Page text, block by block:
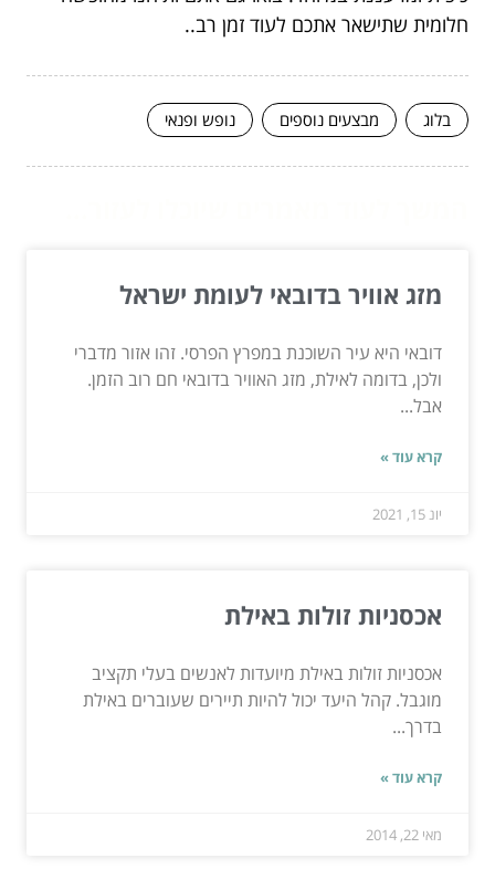
חלומית שתישאר אתכם לעוד זמן רב..
בלוג מבצעים נוספים נופש ופנאי
מזג אוויר בדובאי לעומת ישראל
דובאי היא עיר השוכנת במפרץ הפרסי. זהו אזור מדברי
ולכן, בדומה לאילת, מזג האוויר בדובאי חם רוב הזמן.
אבל...
קרא עוד »
יונ 15, 2021
אכסניות זולות באילת
אכסניות זולות באילת מיועדות לאנשים בעלי תקציב
מוגבל. קהל היעד יכול להיות תיירים שעוברים באילת
בדרך...
קרא עוד »
מאי 22, 2014